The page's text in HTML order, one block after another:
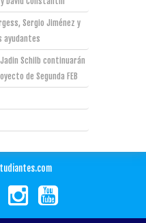
Sergio Jiménez y
ayudantes
Schilb continuarán
de Segunda FEB